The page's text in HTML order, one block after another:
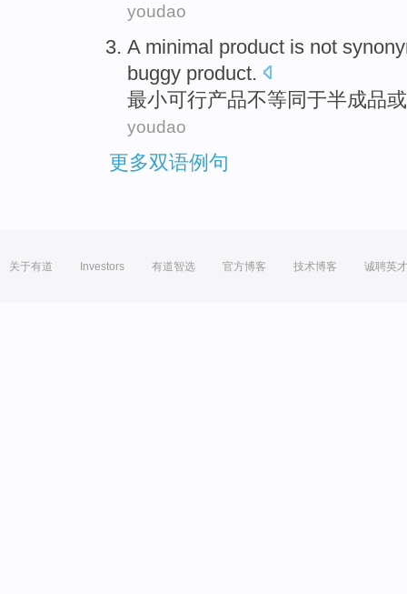
youdao
A minimal product is not
buggy product.
最小可行产品不等同于半成品
youdao
更多双语例句
关于有道 Investors 有道智选 官方博客 技术博客 诚聘英才